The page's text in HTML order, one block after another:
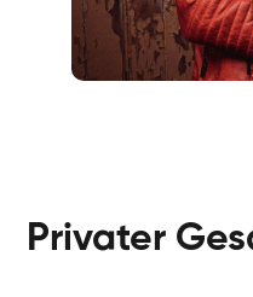
Gesang / Vocal
Anna
Privater